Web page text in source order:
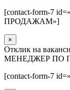
[contact-form-7
ПРОДАЖАМ»]
×
Отклик на
МЕНЕДЖЕР ПО
[contact-form-7